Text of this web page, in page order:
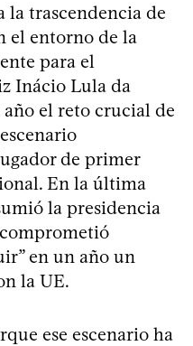
la trascendencia de
el entorno de la
para el
Inácio Lula da
el reto crucial de
de primer
En la última
la presidencia
en un año un
la UE.
ese escenario ha